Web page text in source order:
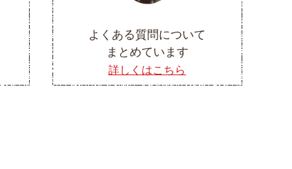
よくある質問について
まとめています
詳しくはこちら